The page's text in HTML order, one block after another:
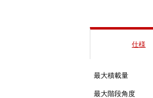
仕様
最大積載量
最大階段角度